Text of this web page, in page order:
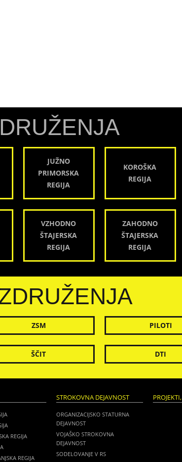
JUŽNO
PRIMORSKA
REGIJA
KOROŠKA
REGIJA
VZHODNO
ŠTAJERSKA
REGIJA
ZAHODNO
ŠTAJERSKA
REGIJA
ZSM PILOTI
ŠČIT DTI
REGIJA
REGIJA
STROKOVNA DEJAVNOST
ORGANIZACIJSKO STATURNA
DEJAVNOST
VOJAŠKO STROKOVNA
DEJAVNOST
SODELOVANJE V RS